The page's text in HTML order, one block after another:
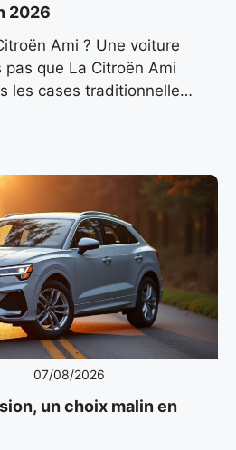
2026
Ami ? Une voiture
pas que La Citroën Ami
les cases traditionnelles.
07/08/2026
un choix malin en